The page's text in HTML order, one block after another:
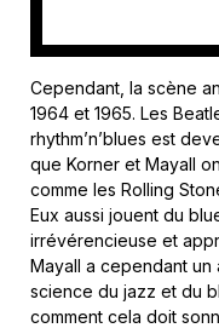
Cependant, la scène
1964 et 1965. Les
rhythm’n’blues est
que Korner et Mayall
comme les Rolling
Eux aussi jouent du
irrévérencieuse et
Mayall a cependant un
science du jazz et du
comment cela doit